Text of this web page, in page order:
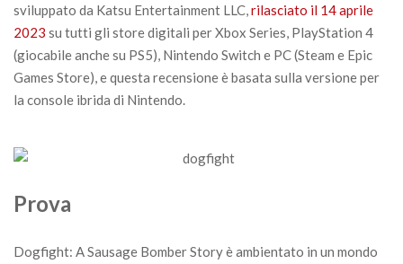
sviluppato da Katsu Entertainment LLC,rilasciato il 14 aprile
2023 su tutti gli store digitali per Xbox Series, PlayStation 4
(giocabile anche su PS5), Nintendo Switch e PC (Steam e Epic
Games Store), e questa recensione è basata sulla versione per
la console ibrida di Nintendo.
Prova
Dogfight: A Sausage Bomber Story è ambientato in un mondo